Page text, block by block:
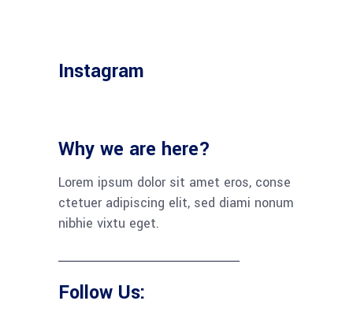
Instagram
Why we are here?
Lorem ipsum dolor sit amet eros, conse
ctetuer adipiscing elit, sed diami nonum
nibhie vixtu eget.
Follow Us: